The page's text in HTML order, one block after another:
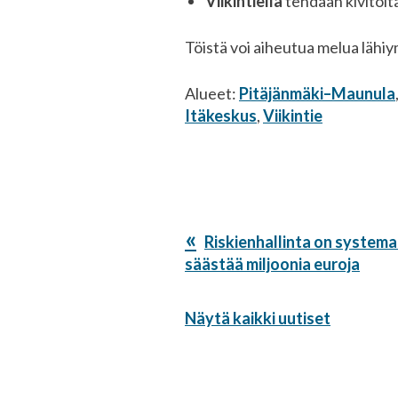
Töistä voi aiheutua melua
Alueet: Pitäjänmäki–Maunula,
Itäkeskus,Viikintie
Edellinen
artikkeli:
Riskienhallinta on
säästää miljoonia euroja
Näytä kaikki uutiset